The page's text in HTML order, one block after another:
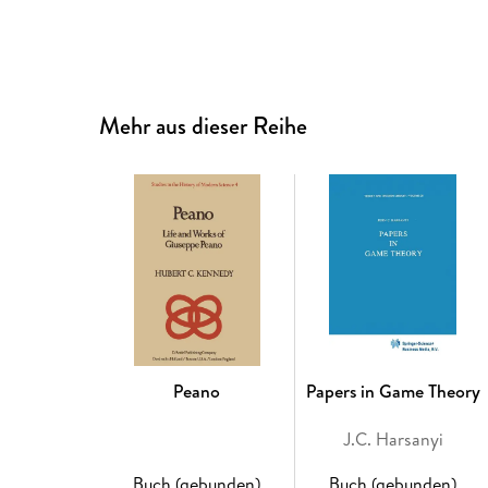
Mehr aus dieser Reihe
Peano
Papers in Game Theory
J.C. Harsanyi